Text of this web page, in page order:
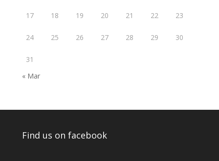
17 18 19 20 21 22 23
24 25 26 27 28 29 30
31
« Mar
Find us on facebook